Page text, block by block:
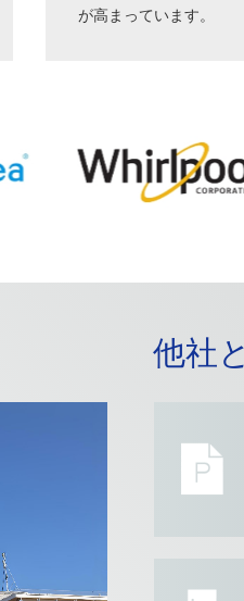
が高まっています。
他社